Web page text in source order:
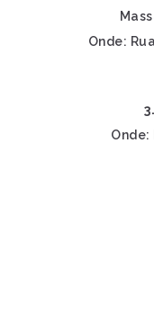
Onde:
3.
Onde: